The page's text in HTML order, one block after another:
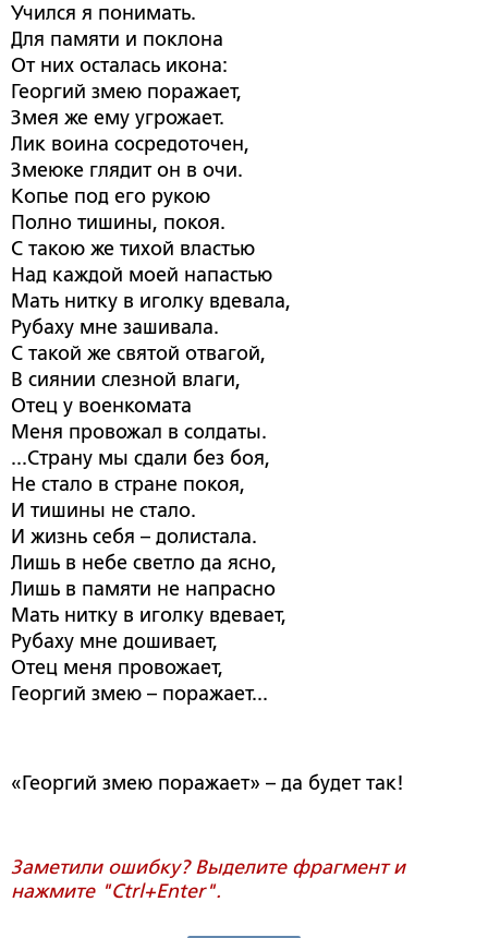
Учился я понимать.
Для памяти и поклона
От них осталась икона:
Георгий змею поражает,
Змея же ему угрожает.
Лик воина сосредоточен,
Змеюке глядит он в очи.
Копье под его рукою
Полно тишины, покоя.
С такою же тихой властью
Над каждой моей напастью
Мать нитку в иголку вдевала,
Рубаху мне зашивала.
С такой же святой отвагой,
В сиянии слезной влаги,
Отец у военкомата
Меня провожал в солдаты.
...Страну мы сдали без боя,
Не стало в стране покоя,
И тишины не стало.
И жизнь себя – долистала.
Лишь в небе светло да ясно,
Лишь в памяти не напрасно
Мать нитку в иголку вдевает,
Рубаху мне дошивает,
Отец меня провожает,
Георгий змею – поражает...
«Георгий змею поражает» – да будет так!
Заметили ошибку? Выделите фрагмент и
нажмите "Ctrl+Enter".